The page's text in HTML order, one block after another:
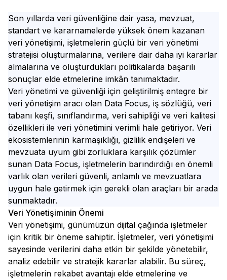
Son yıllarda veri güvenliğine dair yasa, mevzuat,
standart ve kararnamelerde yüksek önem kazanan
veri yönetişimi, işletmelerin güçlü bir veri yönetimi
stratejisi oluşturmalarına, verilere dair daha iyi kararlar
almalarına ve oluşturdukları politikalarda başarılı
sonuçlar elde etmelerine imkân tanımaktadır.
Veri yönetimi ve güvenliği için geliştirilmiş entegre bir
veri yönetişim aracı olan Data Focus, iş sözlüğü, veri
tabanı keşfi, sınıflandırma, veri sahipliği ve veri kalitesi
özellikleri ile veri yönetimini verimli hale getiriyor. Veri
ekosistemlerinin karmaşıklığı, gizlilik endişeleri ve
mevzuata uyum gibi zorluklara karşılık çözümler
sunan Data Focus, işletmelerin barındırdığı en önemli
varlık olan verileri güvenli, anlamlı ve mevzuatlara
uygun hale getirmek için gerekli olan araçları bir arada
sunmaktadır.
Veri Yönetişiminin Önemi
Veri yönetişimi, günümüzün dijital çağında işletmeler
için kritik bir öneme sahiptir. İşletmeler, veri yönetişimi
sayesinde verilerini daha etkin bir şekilde yönetebilir,
analiz edebilir ve stratejik kararlar alabilir. Bu süreç,
işletmelerin rekabet avantajı elde etmelerine ve